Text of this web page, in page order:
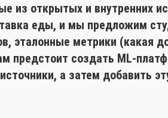
из открытых и внутренних
еды, и мы предложим
эталонные метрики (какая
предстоит создать ML-
а затем добавить